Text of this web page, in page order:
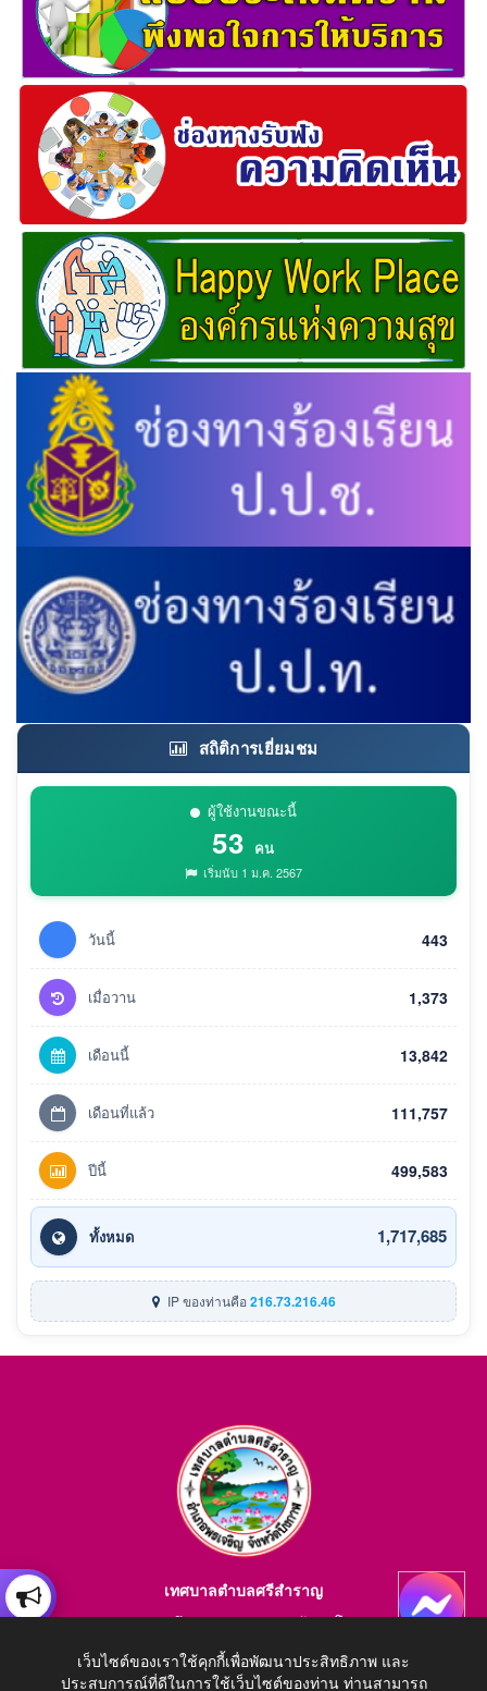
สถิติการเยี่ยมชม
ผู้ใช้งานขณะนี้
53 คน
เริ่มนับ 1 ม.ค. 2567
วันนี้ 443
เมื่อวาน 1,373
เดือนนี้ 13,842
เดือนที่แล้ว 111,757
ปีนี้ 499,583
ทั้งหมด 1,717,685
IP ของท่านคือ216.73.216.46
เทศบาลตำบลศรีสำราญ
E-mail : saraban_05380203@dla.go.th
เว็บไซต์ของเราใช้คุกกี้เพื่อพัฒนาประสิทธิภาพ และ
ประสบการณ์ที่ดีในการใช้เว็บไซต์ของท่าน ท่านสามารถ